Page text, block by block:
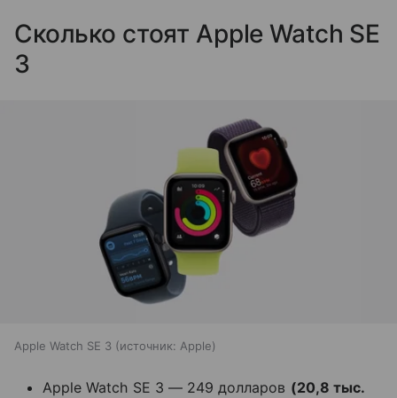
Сколько стоят Apple Watch SE
3
Apple Watch SE 3 источник: Apple
Apple Watch SE 3 — 249 долларов (20,8 тыс.